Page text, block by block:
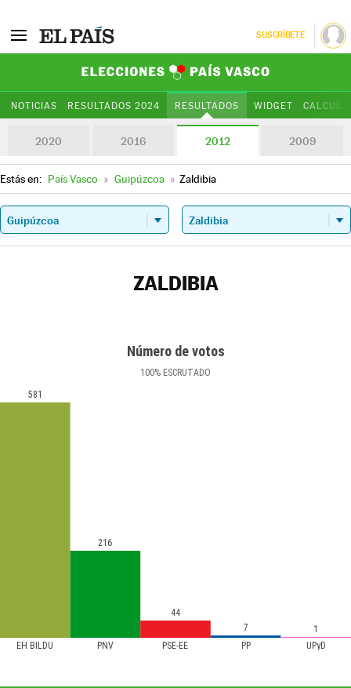
SUSCRÍBETE
NOTICIAS RESULTADOS 2024 RESULTADOS WIDGET
2020 2016 2012 2009
Estás en: País Vasco » Guipúzcoa » Zaldibia
ZALDIBIA
Número de votos
100% ESCRUTADO
EH BILDU PNV PSE-EE PP UPyD
581
216
44
7
1